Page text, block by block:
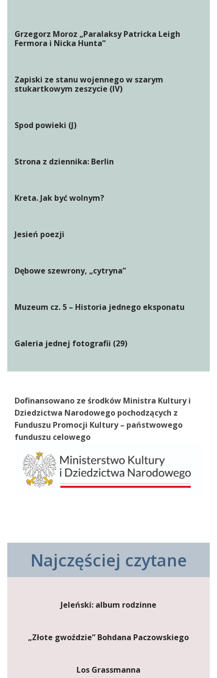
Grzegorz Moroz „Paralaksy Patricka Leigh
Fermora i Nicka Hunta”
Zapiski ze stanu wojennego w szarym
stukartkowym zeszycie (IV)
Spod powieki (J)
Strona z dziennika: Berlin
Kreta. Jak być wolnym?
Jesień poezji
Dębowe szewrony, „cytryna”
Muzeum cz. 5 – Historia jednego eksponatu
Galeria jednej fotografii (29)
Dofinansowano ze środków Ministra Kultury i
Dziedzictwa Narodowego pochodzących z
Funduszu Promocji Kultury – państwowego
funduszu celowego
Najczęściej czytane
Jeleński: album rodzinne
„Złote gwoździe” Bohdana Paczowskiego
Los Grassmanna